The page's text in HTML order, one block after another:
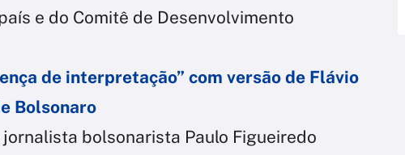
e do Comitê de Desenvolvimento
de interpretação” com versão de Flávio
Bolsonaro
bolsonarista Paulo Figueiredo